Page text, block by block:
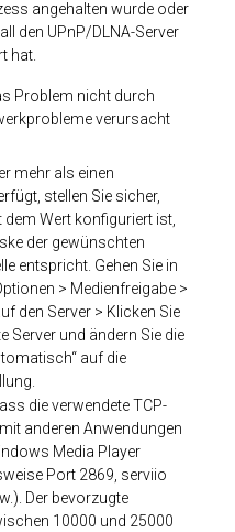
angehalten wurde oder
den UPnP/DLNA-Server
hat.
Problem nicht durch
verursacht
mehr als einen
stellen Sie sicher,
Wert konfiguriert ist,
der gewünschten
entspricht. Gehen Sie in
> Medienfreigabe >
den Server > Klicken Sie
Server und ändern Sie die
auf die
die verwendete TCP-
anderen Anwendungen
Media Player
Port 2869, serviio
Der bevorzugte
10000 und 25000